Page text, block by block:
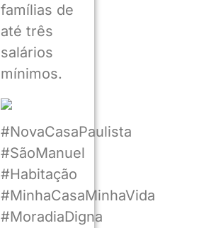
famílias de
até três
salários
mínimos.
#NovaCasaPaulista
#SãoManuel
#Habitação
#MinhaCasaMinhaVida
#MoradiaDigna